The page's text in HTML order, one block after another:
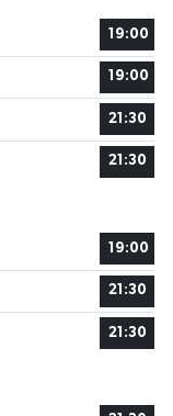
21:30
21:30